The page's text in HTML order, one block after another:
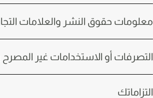
معلومات حقوق النشر والعلامات
التصرفات أو الاستخدامات غير المصرح
التزاماتك